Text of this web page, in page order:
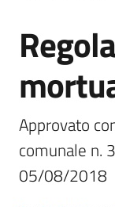
Menu selezionato
Novità
Servizi
Vivere
San
Giorgio
Salta al contenuto
Approvato
comunale n.
05/08/2018